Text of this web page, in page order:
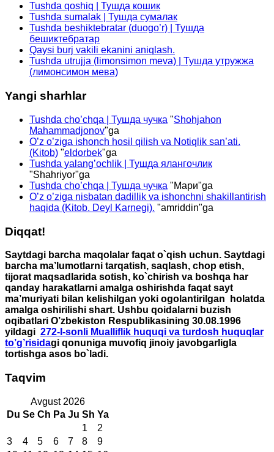
Tushda qoshiq | Тушда кошик
Tushda sumalak | Тушда сумалак
Tushda beshiktebratar (duogo’r) | Тушда
бешиктебратар
Qaysi burj vakili ekanini aniqlash.
Tushda utrujja (limonsimon meva) | Тушда утружжа
(лимонсимон мева)
Yangi sharhlar
Tushda cho’chqa | Тушда чучка "Shohjahon
Mahammadjonov"ga
O’z o’ziga ishonch hosil qilish va Notiqlik san’ati.
(Kitob) "eldorbek"ga
Tushda yalang’ochlik | Тушда ялангочлик
"Shahriyor"ga
Tushda cho’chqa | Тушда чучка "Мари"ga
O’z o’ziga nisbatan dadillik va ishonchni shakillantirish
haqida (Kitob. Deyl Karnegi). "amriddin"ga
Diqqat!
Saytdagi barcha maqolalar faqat o`qish uchun. Saytdagi
barcha ma’lumotlarni tarqatish, saqlash, chop etish,
tijorat maqsadlarida sotish, ko`chirish va boshqa har
qanday harakatlarni amalga oshirishda faqat sayt
ma’muriyati bilan kelishilgan yoki ogolantirilgan holatda
amalga oshirilishi shart. Ushbu qoidalarni buzish
oqibatlari O’zbekiston Respublikasining 30.08.1996
yildagi 272-I-sonli Mualliflik huquqi va turdosh huquqlar
to’g’risidagi qonuniga muvofiq jinoiy javobgarligla
tortishga asos bo`ladi.
Taqvim
Avgust 2026
Du Se Ch Pa Ju Sh Ya
1
2
3
4 5 6 7 8
9